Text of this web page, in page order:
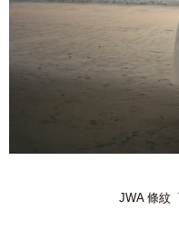
JWA 條紋